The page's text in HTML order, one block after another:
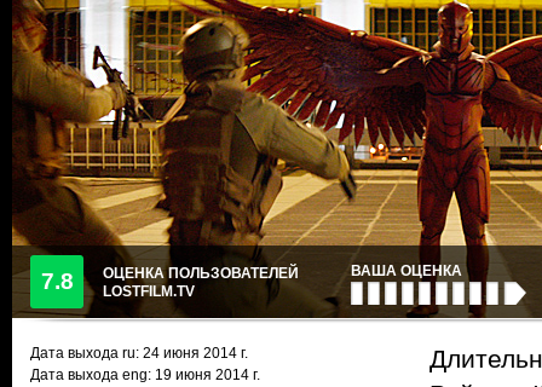
7.8
ОЦЕНКА ПОЛЬЗОВАТЕЛЕЙ
LOSTFILM.TV
ВАША ОЦЕНКА
Дата выхода ru: 24 июня 2014 г.
Дата выхода eng: 19 июня 2014 г.